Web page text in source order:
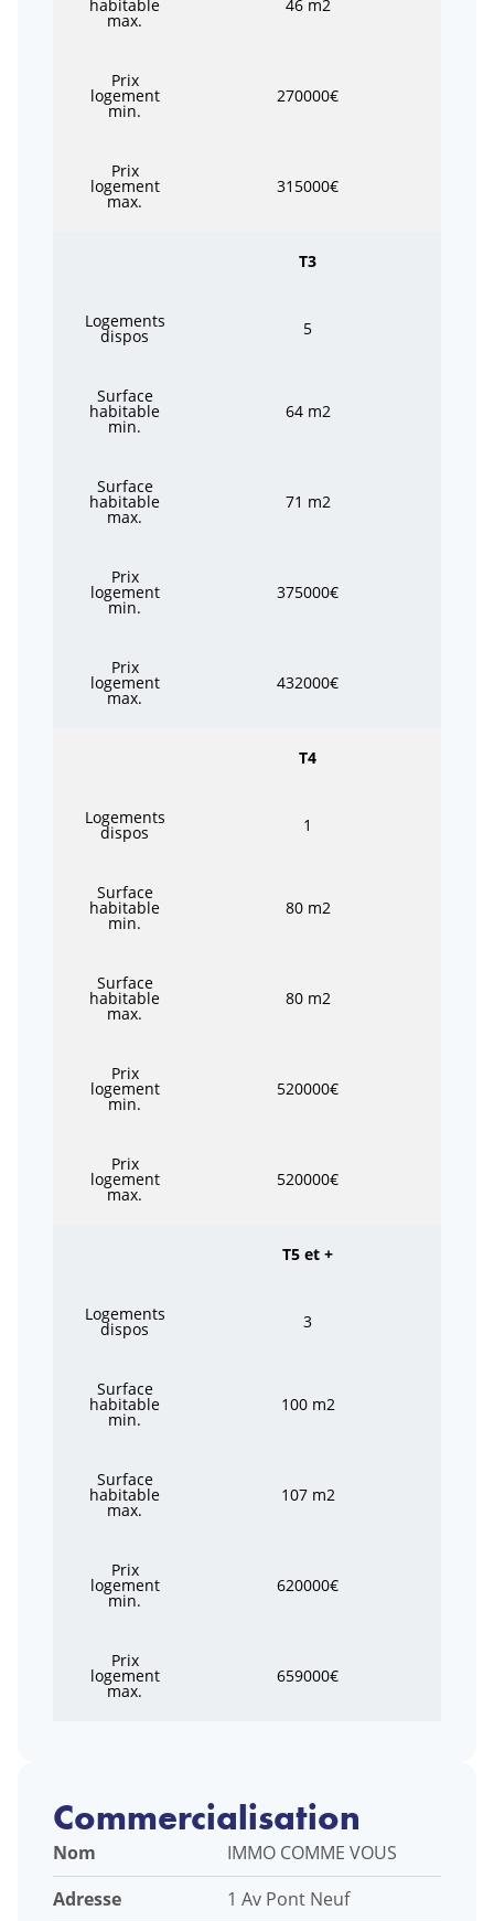
habitable
max.
46 m2
Prix
logement
min.
270000€
Prix
logement
max.
315000€
T3
Logements
dispos 5
Surface
habitable
min.
64 m2
Surface
habitable
max.
71 m2
Prix
logement
min.
375000€
Prix
logement
max.
432000€
T4
Logements
dispos 1
Surface
habitable
min.
80 m2
Surface
habitable
max.
80 m2
Prix
logement
min.
520000€
Prix
logement
max.
520000€
T5 et +
Logements
dispos 3
Surface
habitable
min.
100 m2
Surface
habitable
max.
107 m2
Prix
logement
min.
620000€
Prix
logement
max.
659000€
Commercialisation
Nom
IMMO COMME VOUS
Adresse
1 Av Pont Neuf